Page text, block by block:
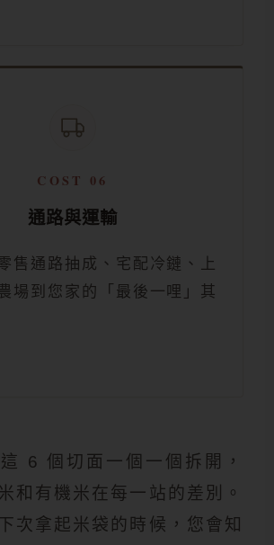
COST 06
通路與運輸
售通路抽成、宅配冷鏈、上
場到您家的「最後一哩」其
6 個切面一個一個拆開，
和有機米在每一站的差別。
次拿起米袋的時候，您會知